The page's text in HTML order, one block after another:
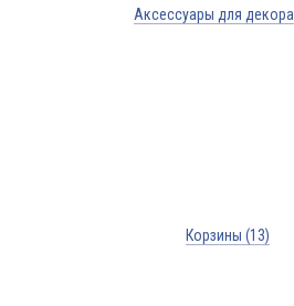
Аксессуары для декора
Корзины (13)